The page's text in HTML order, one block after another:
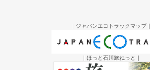
｜ジャパンエコトラックマップ｜
｜ほっと石川旅ねっと｜